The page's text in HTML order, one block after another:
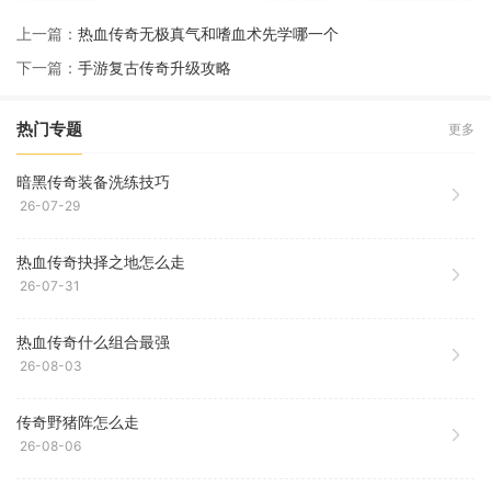
上一篇： 热血传奇无极真气和嗜血术先学哪一个
下一篇： 手游复古传奇升级攻略
热门专题 更多
暗黑传奇装备洗练技巧
26-07-29
热血传奇抉择之地怎么走
26-07-31
热血传奇什么组合最强
26-08-03
传奇野猪阵怎么走
26-08-06